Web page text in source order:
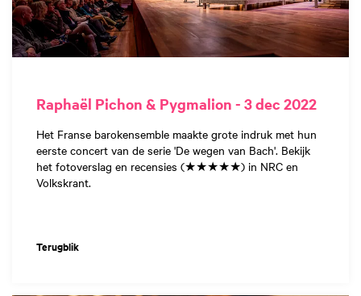
Raphaël Pichon & Pygmalion - 3 dec 2022
Het Franse barokensemble maakte grote indruk met hun
eerste concert van de serie 'De wegen van Bach'. Bekijk
het fotoverslag en recensies (★★★★★) in NRC en
Volkskrant.
Terugblik